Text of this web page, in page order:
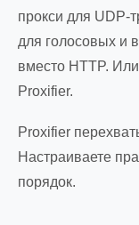
прокси для UDP-
для голосовых и
вместо HTTP.
Proxifier.
Proxifier
Настраиваете
порядок.